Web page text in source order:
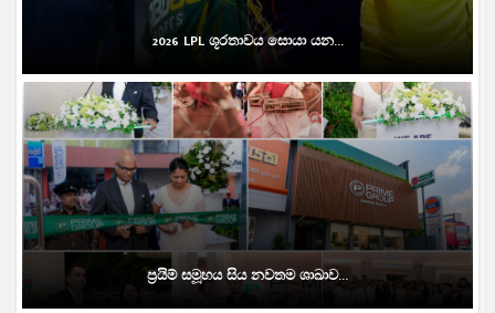
2026 LPL ශූරතාවය සොයා යන...
ප්‍රයිම් සමූහය සිය නවතම ශාඛාව...